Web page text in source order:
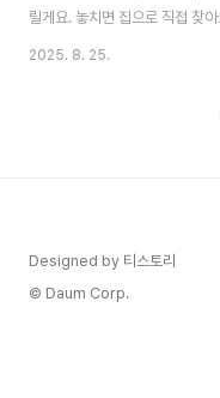
릴게요. 놓치면 집으로 직접 찾
바로 확인하고 빠르게 끝내세요!
주민등록 사실조사가 진행되고
2025. 8. 25.
Designed by 티스토리
© Daum Corp.